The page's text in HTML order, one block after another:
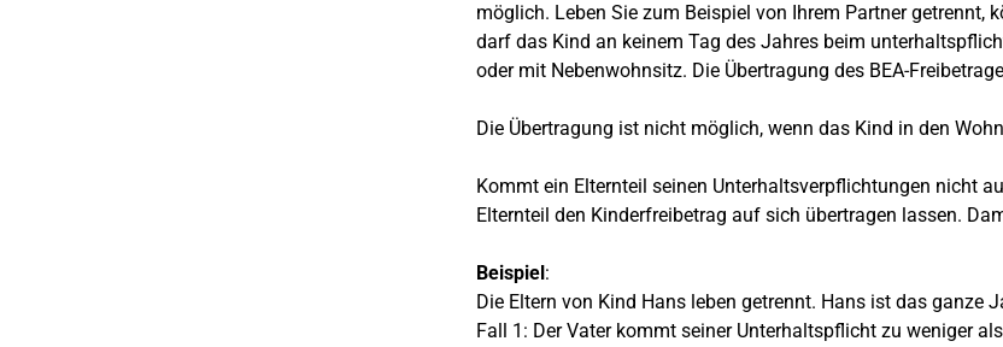
möglich. Leben Sie zum Beispiel von Ihrem Partner getrennt,
darf das Kind an keinem Tag des Jahres beim
oder mit Nebenwohnsitz. Die Übertragung des BEA-
Die Übertragung ist nicht möglich, wenn das Kind in den
Kommt ein Elternteil seinen Unterhaltsverpflichtungen nicht
Elternteil den Kinderfreibetrag auf sich übertragen lassen.
Beispiel:
Die Eltern von Kind Hans leben getrennt. Hans ist das ganze
Fall 1: Der Vater kommt seiner Unterhaltspflicht zu weniger